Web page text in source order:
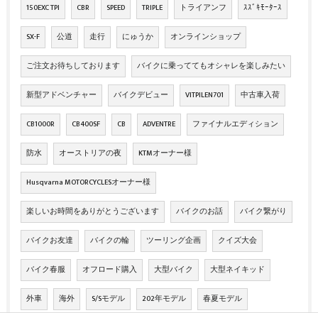
150EXC TPI CBR SPEED TRIPLE トライアンフ ｽｽﾞｷﾓｰﾀｰｽ
SX-F 公道 走行 にゅうか オンラインショップ
ご注文お待ちしております バイクに乗っててもオシャレを楽しみたい
新型アドベンチャー バイクデビュー VITPILEN701 中古車入荷
CB1000R CB400SF CB ADVENTRE ファイナルエディション
防水 オーストリアの夜 KTMオーナー様
Husqvarna MOTORCYCLESオーナー様
楽しいお時間をありがとうございます バイクのお話 バイク繋がり
バイクお友達 バイクの輪 ツーリング企画 クイズ大会
バイク春服 オフロード購入 大型バイク 大型ネイキッド
外車 海外 S/Sモデル 202年モデル 春夏モデル